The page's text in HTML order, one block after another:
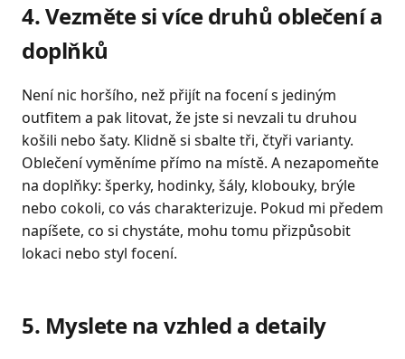
4. Vezměte si více druhů oblečení a
doplňků
Není nic horšího, než přijít na focení s jediným
outfitem a pak litovat, že jste si nevzali tu druhou
košili nebo šaty. Klidně si sbalte tři, čtyři varianty.
Oblečení vyměníme přímo na místě. A nezapomeňte
na doplňky: šperky, hodinky, šály, klobouky, brýle
nebo cokoli, co vás charakterizuje. Pokud mi předem
napíšete, co si chystáte, mohu tomu přizpůsobit
lokaci nebo styl focení.
5. Myslete na vzhled a detaily